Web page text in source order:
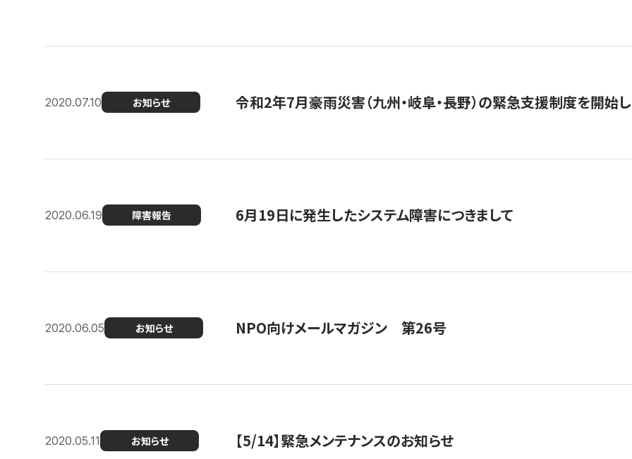
2020.07.10 お知らせ 令和2年7月豪雨災害（九州・岐阜・長野）の緊急支援制度を開始
2020.06.19 障害報告 6月19日に発生したシステム障害につきまして
2020.06.05 お知らせ NPO向けメールマガジン 第26号
2020.05.11 お知らせ 【5/14】緊急メンテナンスのお知らせ